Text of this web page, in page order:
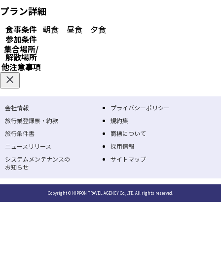
プラン詳細
食事条件 朝食 昼食 夕食
参加条件
集合場所/
解散場所
他注意事項
会社情報
プライバシーポリシー
旅行業登録票・約款
規約集
旅行条件書
商標について
ニュースリリース
採用情報
システムメンテナンスの
お知らせ
サイトマップ
Copyright © NIPPON TRAVEL AGENCY Co.,LTD. All rights reserved.